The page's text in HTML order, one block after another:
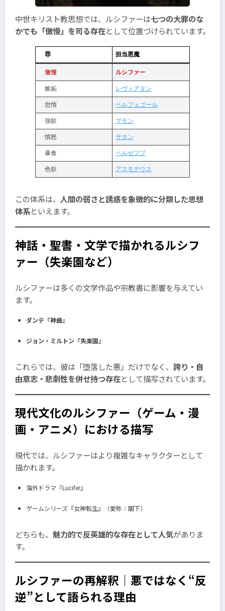
中世キリスト教思想では、ルシファーは七つの大罪のな
かでも「傲慢」を司る存在として位置づけられています。
罪 担当悪魔
傲慢 ルシファー
嫉妬 レヴィアタン
怠惰 ベルフェゴール
強欲 マモン
憤怒 サタン
暴食 ベルゼブブ
色欲 アスモデウス
この体系は、 人間の弱さと誘惑を象徴的に分類した思想
体系といえます。
神話・聖書・文学で描かれるルシフ
ァー（失楽園など）
ルシファーは多くの文学作品や宗教書に影響を与えてい
ます。
ダンテ『神曲』
ジョン・ミルトン『失楽園』
これらでは、彼は「堕落した悪」だけでなく、 誇り・自
由意志・悲劇性を併せ持つ存在として描写されています。
現代文化のルシファー（ゲーム・漫
画・アニメ）における描写
現代では、ルシファーはより複雑なキャラクターとして
描かれます。
海外ドラマ『Lucifer』
ゲームシリーズ『女神転生』（愛称：閣下）
どちらも、 魅力的で反英雄的な存在として人気がありま
す。
ルシファーの再解釈｜悪ではなく“反
逆”として語られる理由